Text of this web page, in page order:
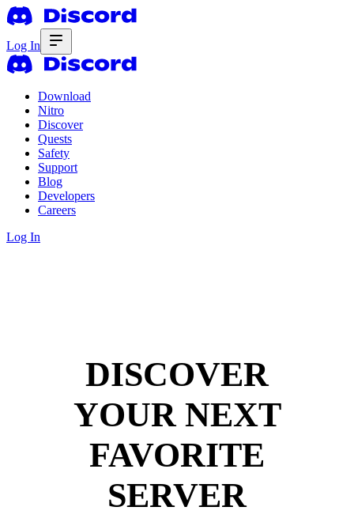
Log In
Download
Nitro
Discover
Quests
Safety
Support
Blog
Developers
Careers
Log In
DISCOVER
YOUR NEXT
FAVORITE
SERVER